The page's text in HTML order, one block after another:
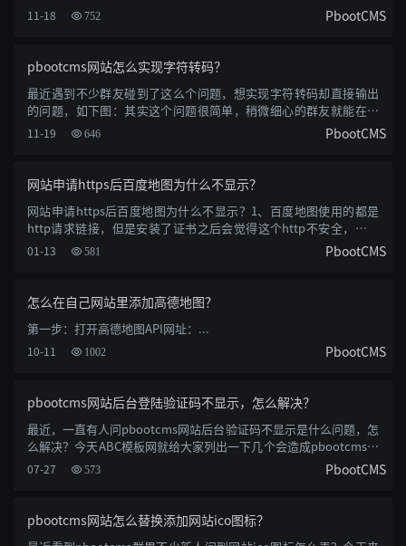
文件扩展名：.mp4MIME......
11-18 752 PbootCMS
pbootcms网站怎么实现字符转码？
最近遇到不少群友碰到了这么个问题，想实现字符转码却直接输出
的问题，如下图：其实这个问题很简单，稍微细心的群友就能在官
网手册里发现，......
11-19 646 PbootCMS
网站申请https后百度地图为什么不显示？
网站申请https后百度地图为什么不显示？1、百度地图使用的都是
http请求链接，但是安装了证书之后会觉得这个http不安全，所以
默认请求失败，......
01-13 581 PbootCMS
怎么在自己网站里添加高德地图？
第一步：打开高德地图API网址：...
10-11 1002 PbootCMS
pbootcms网站后台登陆验证码不显示，怎么解决？
最近，一直有人问pbootcms网站后台验证码不显示是什么问题，怎
么解决？今天ABC模板网就给大家列出一下几个会造成pbootcms验
证码不显示的原......
07-27 573 PbootCMS
pbootcms网站怎么替换添加网站ico图标？